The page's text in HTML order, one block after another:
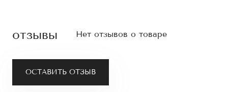
отзывы Нет отзывов о товаре
ОСТАВИТЬ ОТЗЫВ